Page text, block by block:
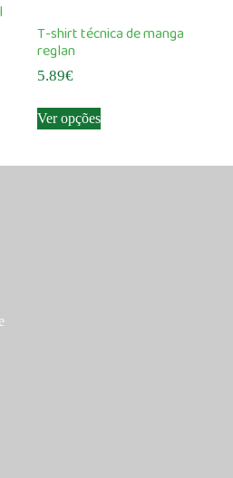
may
on
the
T-shirt técnica de manga
reglan
5.89€
Ver opçõesproduct
multiple